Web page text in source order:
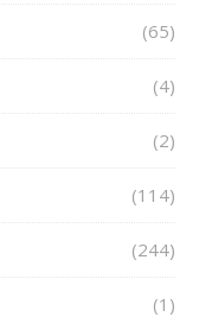
(65)
(4)
(2)
(114)
(244)
(1)